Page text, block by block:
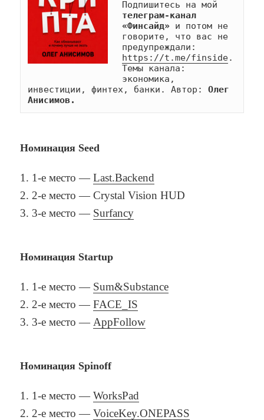
телеграм-канал
«Финсайд» и потом не
говорите, что вас не
https://t.me/finside.
Темы канала:
экономика,
инвестиции, финтех, банки. Автор: Олег
Анисимов.
Номинация Seed
1-е место —Last.Backend
2-е место — Crystal Vision HUD
3-е место — Surfancy
Номинация Startup
1-е место — Sum&Substance
2-е место —FACE_IS
3-е место — AppFollow
Номинация Spinoff
1-е место —WorksPad
2-е место —VoiceKey.ONEPASS